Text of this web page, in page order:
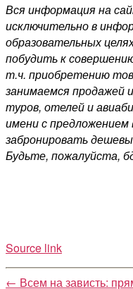
Вся информация на
исключительно в
образовательных
побудить к
т.ч. приобретению
занимаемся продажей
туров, отелей и
имени с
забронировать
Будьте, пожалуйста,
Source link
← Всем на зависть: